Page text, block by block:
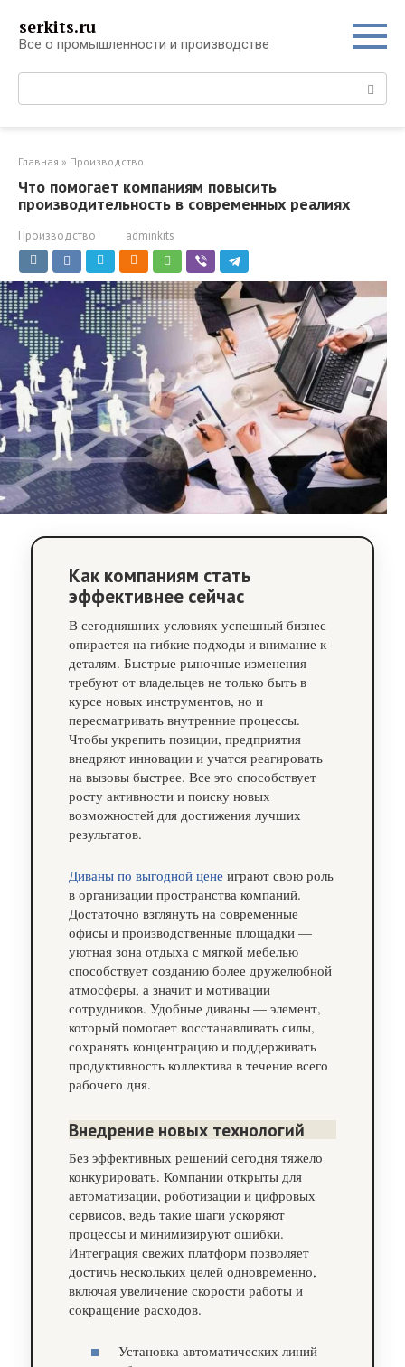
контенту
serkits.ru
Все о промышленности и производстве
Поиск:
Главная » Производство
Что помогает компаниям повысить
производительность в современных реалиях
Производство adminkits
Как компаниям стать
эффективнее сейчас
В сегодняшних условиях успешный бизнес
опирается на гибкие подходы и внимание к
деталям. Быстрые рыночные изменения
требуют от владельцев не только быть в
курсе новых инструментов, но и
пересматривать внутренние процессы.
Чтобы укрепить позиции, предприятия
внедряют инновации и учатся реагировать
на вызовы быстрее. Все это способствует
росту активности и поиску новых
возможностей для достижения лучших
результатов.
Диваны по выгодной цене играют свою роль
в организации пространства компаний.
Достаточно взглянуть на современные
офисы и производственные площадки —
уютная зона отдыха с мягкой мебелью
способствует созданию более дружелюбной
атмосферы, а значит и мотивации
сотрудников. Удобные диваны — элемент,
который помогает восстанавливать силы,
сохранять концентрацию и поддерживать
продуктивность коллектива в течение всего
рабочего дня.
Внедрение новых технологий
Без эффективных решений сегодня тяжело
конкурировать. Компании открыты для
автоматизации, роботизации и цифровых
сервисов, ведь такие шаги ускоряют
процессы и минимизируют ошибки.
Интеграция свежих платформ позволяет
достичь нескольких целей одновременно,
включая увеличение скорости работы и
сокращение расходов.
Установка автоматических линий